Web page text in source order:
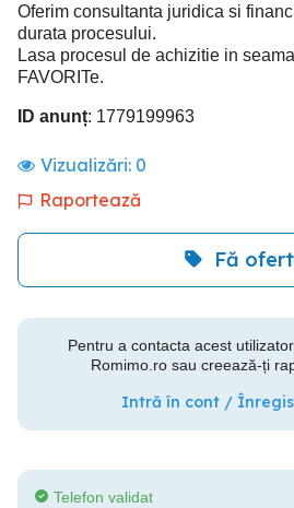
Oferim consultanta juridica si
durata procesului.
Lasa procesul de achizitie in
FAVORITe.
ID anunț: 1779199963
Vizualizări: 0
Raportează
Fă
Pentru a contacta acest
Romimo.ro sau creează-ți
Intră în cont /
Telefon validat